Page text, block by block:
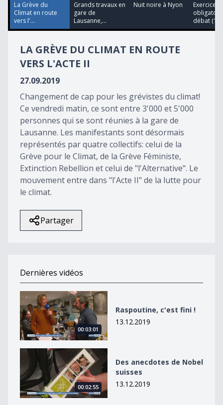
21
seconds
La Grève du
Climat en route
vers l'...
Grands travaux en
gare de
Lausanne,...
Nuit noire à Nyon
Exercice
débat
LA GRÈVE DU CLIMAT EN ROUTE
VERS L'ACTE II
27.09.2019
Changement de cap pour les grévistes du climat!
Ce vendredi matin, ce sont entre 3'000 et 5'000
personnes qui se sont réunies à la gare de
Lausanne. Les manifestants sont désormais
représentés par quatre collectifs: celui de la
Grève pour le Climat, de la Grève Féministe,
Extinction Rebellion et celui de "l'Alternative". Le
mouvement entre dans "l'Acte II" de la lutte pour
le climat.
Partager
Dernières vidéos
Raspoutine, c&#039;est fini !
00:03:01
Raspoutine, c'est fini !
13.12.2019
Des anecdotes de Nobel suisses
00:02:55
Des anecdotes de Nobel
suisses
13.12.2019